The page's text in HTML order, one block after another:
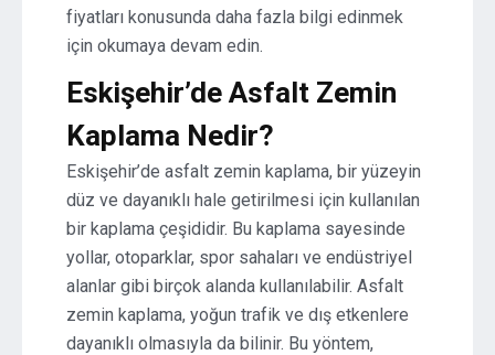
fiyatları konusunda daha fazla bilgi edinmek
için okumaya devam edin.
Eskişehir’de Asfalt Zemin
Kaplama Nedir?
Eskişehir’de asfalt zemin kaplama, bir yüzeyin
düz ve dayanıklı hale getirilmesi için kullanılan
bir kaplama çeşididir. Bu kaplama sayesinde
yollar, otoparklar, spor sahaları ve endüstriyel
alanlar gibi birçok alanda kullanılabilir. Asfalt
zemin kaplama, yoğun trafik ve dış etkenlere
dayanıklı olmasıyla da bilinir. Bu yöntem,